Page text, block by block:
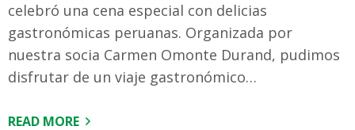
celebró una cena especial con delicias
gastronómicas peruanas. Organizada por
nuestra socia Carmen Omonte Durand, pudimos
disfrutar de un viaje gastronómico…
READ MORE